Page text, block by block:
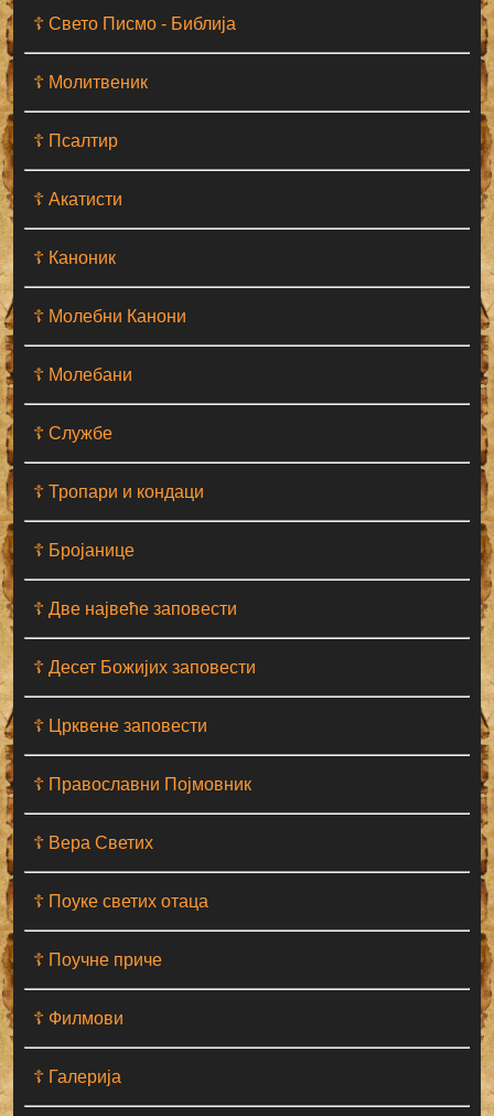
☦ Свето Писмо - Библија
☦ Молитвеник
☦ Псалтир
☦ Акатисти
☦ Каноник
☦ Молебни Канони
☦ Молебани
☦ Службе
☦ Тропари и кондаци
☦ Бројанице
☦ Две највеће заповести
☦ Десет Божијих заповести
☦ Црквене заповести
☦ Православни Појмовник
☦ Вера Светих
☦ Поуке светих отаца
☦ Поучне приче
☦ Филмови
☦ Галерија